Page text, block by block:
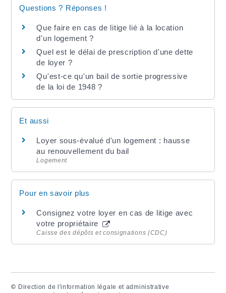
Questions ? Réponses !
Que faire en cas de litige lié à la location
d'un logement ?
Quel est le délai de prescription d'une dette
de loyer ?
Qu'est-ce qu'un bail de sortie progressive
de la loi de 1948 ?
Et aussi
Loyer sous-évalué d'un logement : hausse
au renouvellement du bail
Logement
Pour en savoir plus
Consignez votre loyer en cas de litige avec
votre propriétaire
Caisse des dépôts et consignations (CDC)
© Direction de l'information légale et administrative